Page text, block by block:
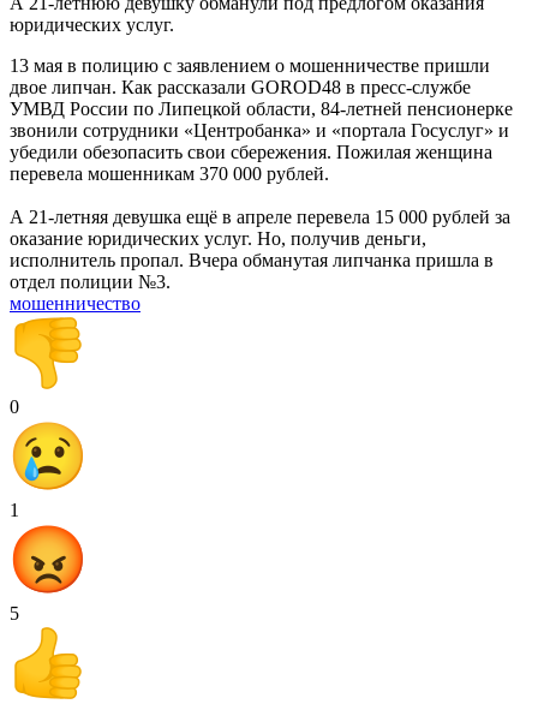
юридических услуг.
13 мая в полицию с заявлением о мошенничестве пришли
двое липчан. Как рассказали GOROD48 в пресс-службе
УМВД России по Липецкой области, 84-летней пенсионерке
звонили сотрудники «Центробанка» и «портала Госуслуг» и
убедили обезопасить свои сбережения. Пожилая женщина
перевела мошенникам 370 000 рублей.
А 21-летняя девушка ещё в апреле перевела 15 000 рублей за
оказание юридических услуг. Но, получив деньги,
исполнитель пропал. Вчера обманутая липчанка пришла в
отдел полиции №3.
мошенничество
0
1
5